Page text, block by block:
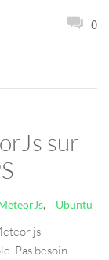
0
sur
, Ubuntu
js
Pas besoin